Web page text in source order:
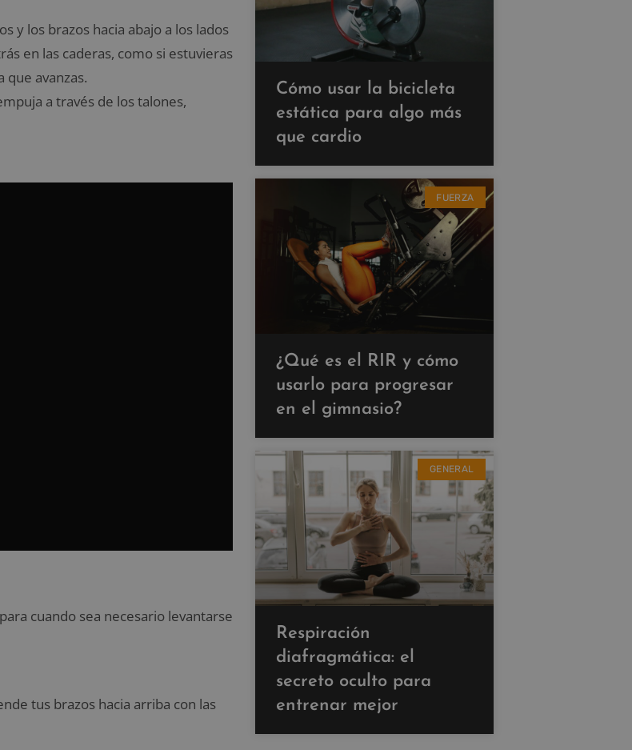
y los brazos hacia abajo a los lados
en las caderas, como si estuvieras
avanzas.
a través de los talones,
cuando sea necesario levantarse
tus brazos hacia arriba con las
Cómo usar la bicicleta
estática para algo más
que cardio
FUERZA
¿Qué es el RIR y cómo
usarlo para progresar
en el gimnasio?
GENERAL
Respiración
diafragmática: el
secreto oculto para
entrenar mejor